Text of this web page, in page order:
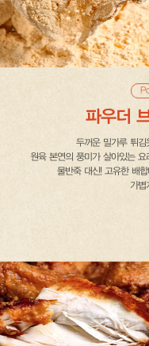
파우더
두꺼운 밀가루 튀김
원육 본연의 풍미가 살아있는 요
물반죽 대신! 고유한 배
가볍